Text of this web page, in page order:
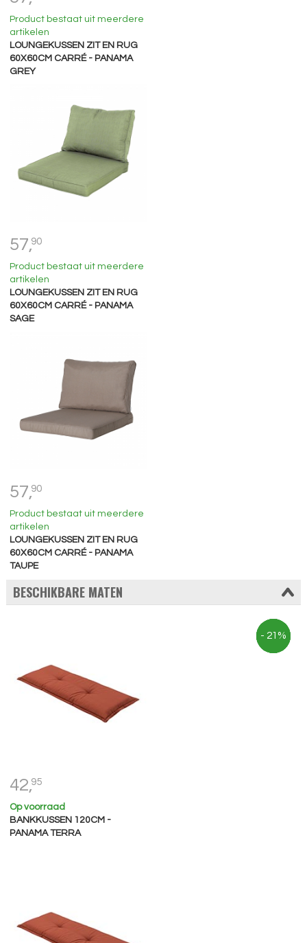
Product bestaat uit meerdere
artikelen
LOUNGEKUSSEN ZIT EN RUG
60X60CM CARRÉ - PANAMA
GREY
57,90
Product bestaat uit meerdere
artikelen
LOUNGEKUSSEN ZIT EN RUG
60X60CM CARRÉ - PANAMA
SAGE
57,90
Product bestaat uit meerdere
artikelen
LOUNGEKUSSEN ZIT EN RUG
60X60CM CARRÉ - PANAMA
TAUPE
BESCHIKBARE MATEN
42,95
Op voorraad
BANKKUSSEN 120CM -
PANAMA TERRA
- 23%
- 22%
- 23%
- 21%